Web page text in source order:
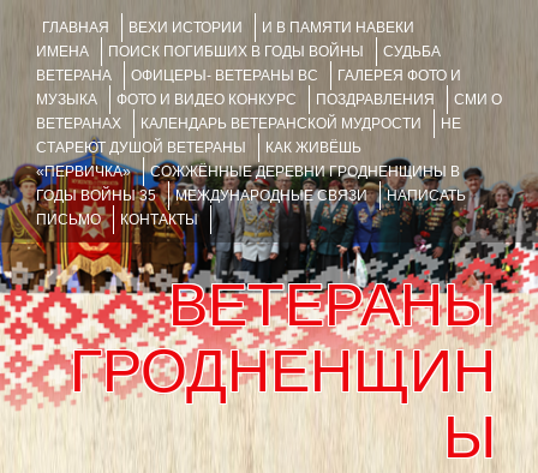
ГЛАВНАЯ ВЕХИ ИСТОРИИ
И В ПАМЯТИ НАВЕКИ
ИМЕНА
ПОИСК ПОГИБШИХ В ГОДЫ ВОЙНЫ
СУДЬБА
ВЕТЕРАНА
ОФИЦЕРЫ- ВЕТЕРАНЫ ВС
ГАЛЕРЕЯ ФОТО И
МУЗЫКА
ФОТО И ВИДЕО КОНКУРС ПОЗДРАВЛЕНИЯ
СМИ О
ВЕТЕРАНАХ
КАЛЕНДАРЬ ВЕТЕРАНСКОЙ МУДРОСТИ
НЕ
СТАРЕЮТ ДУШОЙ ВЕТЕРАНЫ
КАК ЖИВЁШЬ
«ПЕРВИЧКА»
СОЖЖЁННЫЕ ДЕРЕВНИ ГРОДНЕНЩИНЫ В
ГОДЫ ВОЙНЫ 35
МЕЖДУНАРОДНЫЕ СВЯЗИ
НАПИСАТЬ
ПИСЬМО
КОНТАКТЫ
ВЕТЕРАНЫ
ГРОДНЕНЩИН
Ы